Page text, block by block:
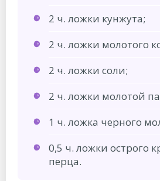
2 ч. ложки кунжута;
2 ч. ложки молотого
2 ч. ложки соли;
2 ч. ложки молотой
1 ч. ложка черного
0,5 ч. ложки острого
перца.